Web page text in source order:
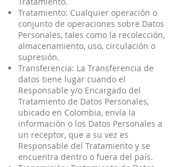
Tratamiento: Cualquier operación o
conjunto de operaciones sobre Datos
Personales, tales como la recolección,
almacenamiento, uso, circulación o
supresión.
Transferencia: La Transferencia de
datos tiene lugar cuando el
Responsable y/o Encargado del
Tratamiento de Datos Personales,
ubicado en Colombia, envía la
información o los Datos Personales a
un receptor, que a su vez es
Responsable del Tratamiento y se
encuentra dentro o fuera del país.